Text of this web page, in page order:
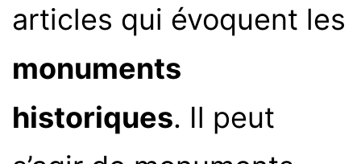
articles qui évoquent les
monuments
historiques. Il peut